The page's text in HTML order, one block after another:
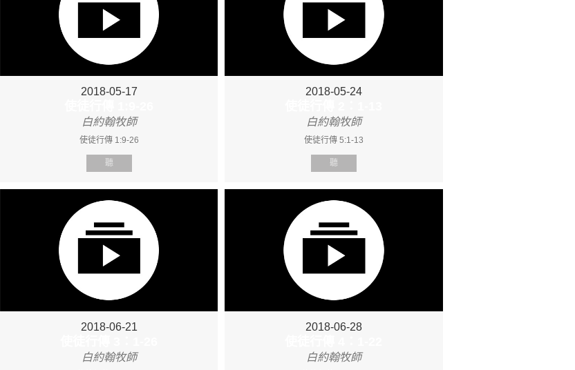
2018-05-17
白約翰牧師
使徒行傳 1:9-26
聽
2018-05-24
白約翰牧師
使徒行傳 5:1-13
聽
2018-06-21
白約翰牧師
2018-06-28
白約翰牧師